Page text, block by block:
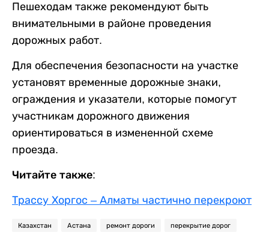
Пешеходам также рекомендуют быть
внимательными в районе проведения
дорожных работ.
Для обеспечения безопасности на участке
установят временные дорожные знаки,
ограждения и указатели, которые помогут
участникам дорожного движения
ориентироваться в измененной схеме
проезда.
Читайте также:
Трассу Хоргос – Алматы частично перекроют
Казахстан Астана ремонт дороги перекрытие дорог